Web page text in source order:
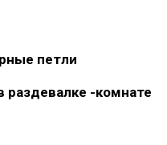
петли
раздевалке -комнате